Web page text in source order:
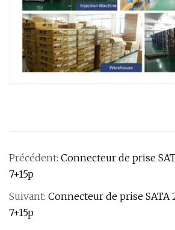
Précédent: Connecteur de prise
7+15p
Suivant: Connecteur de prise SATA
7+15p